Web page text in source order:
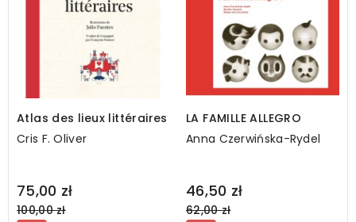
Atlas des lieux littéraires
Cris F. Oliver
75,00 zł
Regular
price
100,00 zł
LA FAMILLE ALLEGRO
Anna Czerwińska-Rydel
46,50 zł
Regular
price
62,00 zł